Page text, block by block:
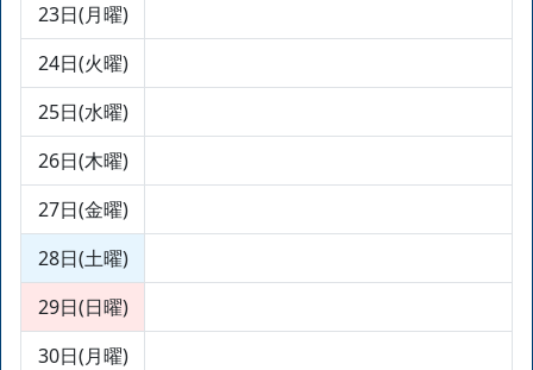
23日(月曜)
24日(火曜)
25日(水曜)
26日(木曜)
27日(金曜)
28日(土曜)
29日(日曜)
30日(月曜)